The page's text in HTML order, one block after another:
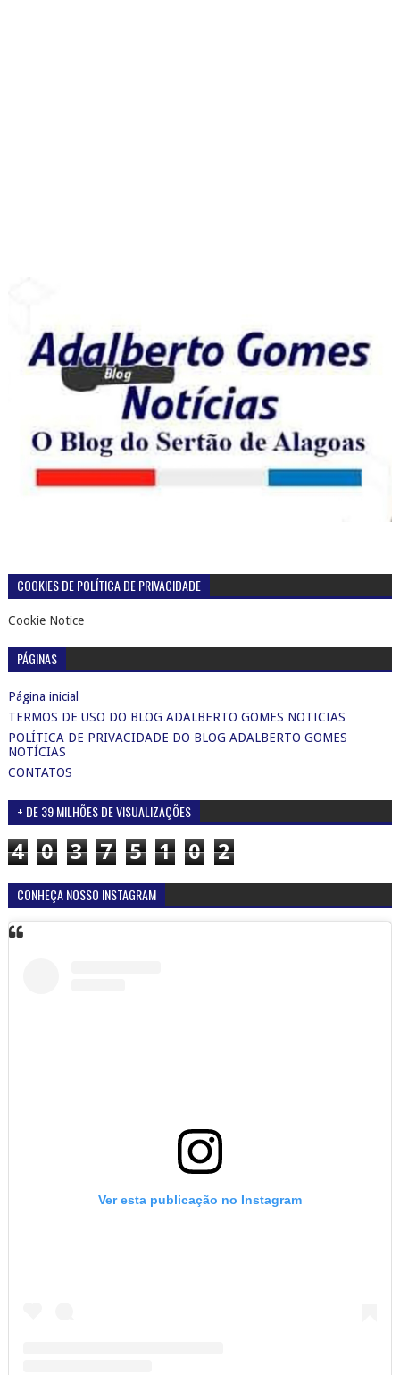
COOKIES DE POLÍTICA DE PRIVACIDADE
Cookie Notice
PÁGINAS
Página inicial
TERMOS DE USO DO BLOG ADALBERTO GOMES NOTICIAS
POLÍTICA DE PRIVACIDADE DO BLOG ADALBERTO GOMES
NOTÍCIAS
CONTATOS
+ DE 39 MILHÕES DE VISUALIZAÇÕES
4 0 3 7 5 1 0 2
CONHEÇA NOSSO INSTAGRAM
Ver esta publicação no Instagram